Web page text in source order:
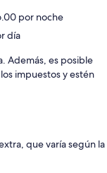
por noche
día
Además, es posible
impuestos y estén
que varía según la